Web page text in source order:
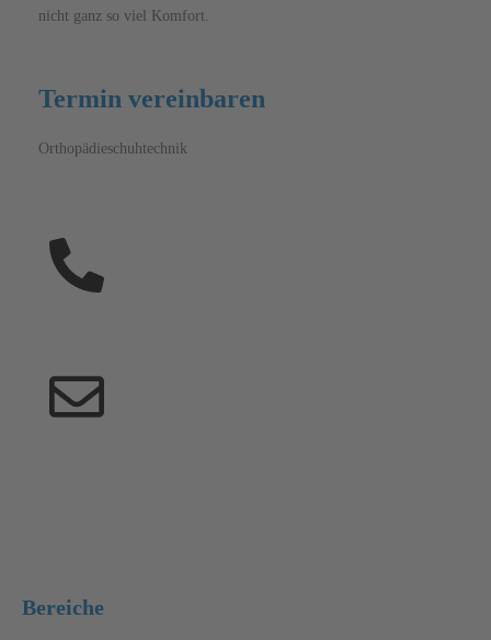
nicht ganz so viel Komfort.
Termin vereinbaren
Orthopädieschuhtechnik
Bereiche